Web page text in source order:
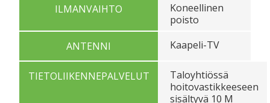
ILMANVAIHTO
Koneellinen
poisto
ANTENNI
Kaapeli-TV
TIETOLIIKENNEPALVELUT
Taloyhtiössä
hoitovastikkeeseen
sisältyvä 10 M